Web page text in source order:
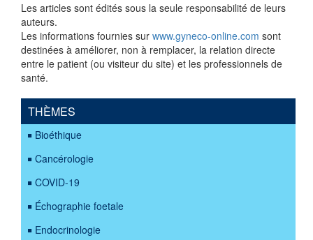
Les articles sont édités sous la seule responsabilité de leurs
auteurs.
Les informations fournies sur www.gyneco-online.com sont
destinées à améliorer, non à remplacer, la relation directe
entre le patient (ou visiteur du site) et les professionnels de
santé.
THÈMES
Bioéthique
Cancérologie
COVID-19
Échographie foetale
Endocrinologie